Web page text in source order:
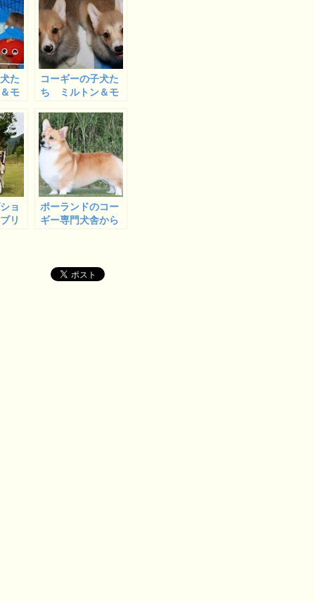
た
モ
ト
コーギーの子犬た
ち ミルトン＆モ
きました
ョ
リ
ポーランドのコー
ギー専門犬舎から